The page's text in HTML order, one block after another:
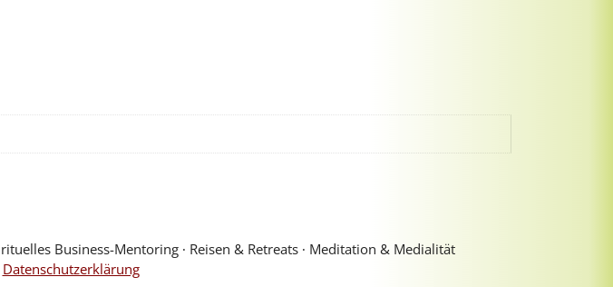
Datenschutzerklärung
Business-Mentoring ∙ Reisen & Retreats ∙ Meditation & Medialität